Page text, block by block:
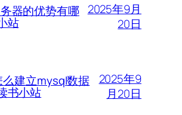
器的优势有哪
站
2025年9月
20日
建立mysql数据
书小站
2025年9
月20日